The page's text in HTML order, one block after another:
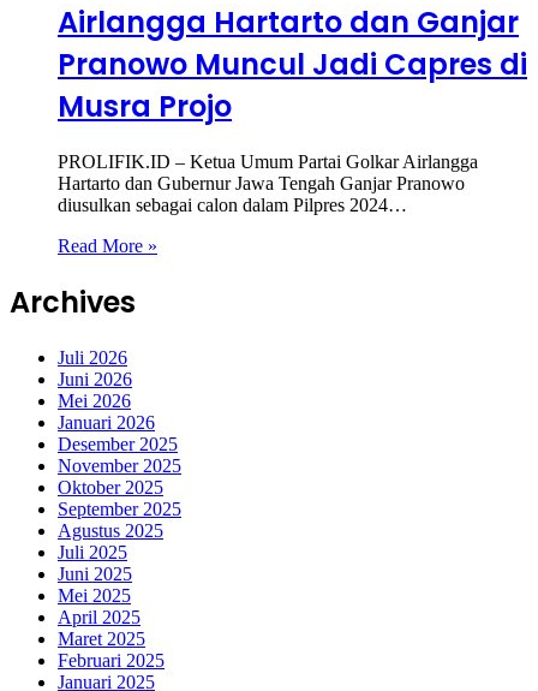
Airlangga Hartarto dan Ganjar
Pranowo Muncul Jadi Capres di
Musra Projo
PROLIFIK.ID – Ketua Umum Partai Golkar Airlangga
Hartarto dan Gubernur Jawa Tengah Ganjar Pranowo
diusulkan sebagai calon dalam Pilpres 2024…
Read More »
Archives
Juli 2026
Juni 2026
Mei 2026
Januari 2026
Desember 2025
November 2025
Oktober 2025
September 2025
Agustus 2025
Juli 2025
Juni 2025
Mei 2025
April 2025
Maret 2025
Februari 2025
Januari 2025